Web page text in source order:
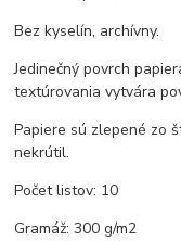
Bez kyselín, archívny.
Jedinečný povrch
textúrovania vytvára
Papiere sú zlepené zo
nekrútil.
Počet listov: 10
Gramáž: 300 g/m2